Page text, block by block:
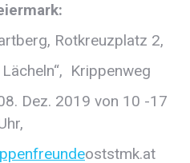
Rotkreuzplatz 2,
Krippenweg
Dez. 2019 von 10 -17
oststmk.at